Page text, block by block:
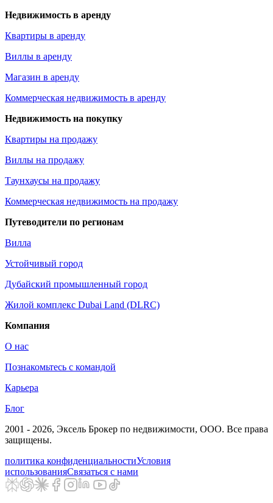
Недвижимость в аренду
Квартиры в аренду
Виллы в аренду
Магазин в аренду
Коммерческая недвижимость в аренду
Недвижимость на покупку
Квартиры на продажу
Виллы на продажу
Таунхаусы на продажу
Коммерческая недвижимость на продажу
Путеводители по регионам
Вилла
Устойчивый город
Дубайский промышленный город
Жилой комплекс Dubai Land (DLRC)
Компания
О нас
Познакомьтесь с командой
Карьера
Блог
2001 - 2026, Эксель Брокер по недвижимости, ООО. Все права
защищены.
политика конфиденциальностиУсловия
использованияСвязаться с нами